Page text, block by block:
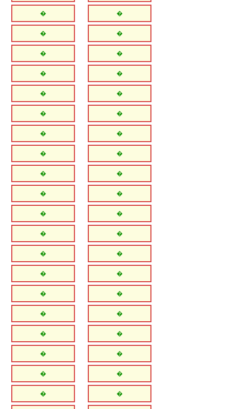
� �
� �
� �
� �
� �
� �
� �
� �
� �
� �
� �
� �
� �
� �
� �
� �
� �
� �
� �
� �